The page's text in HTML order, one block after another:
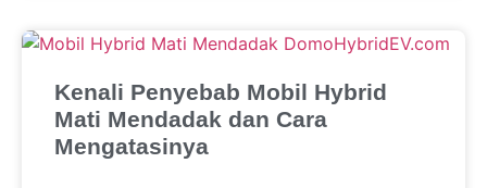
Kenali Penyebab Mobil Hybrid
Mati Mendadak dan Cara
Mengatasinya